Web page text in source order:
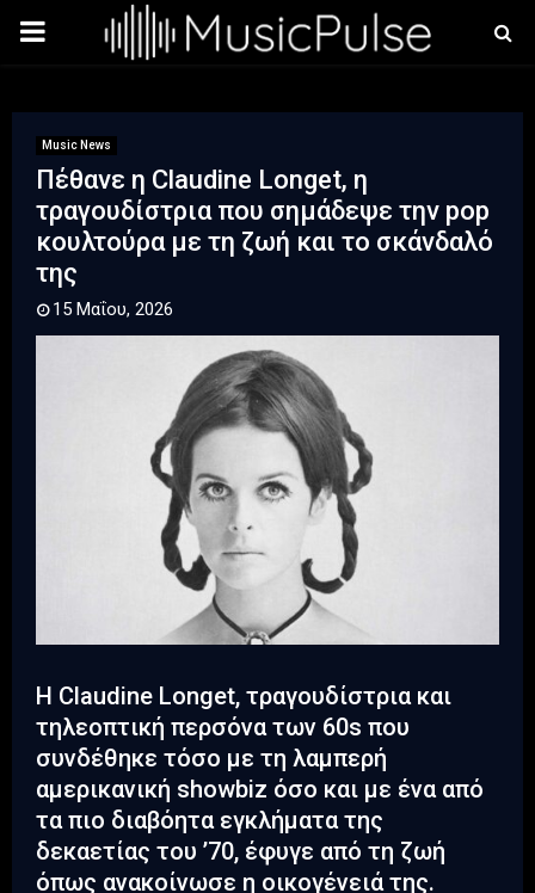
PRIMARY
Music News
Πέθανε η Claudine Longet, η
τραγουδίστρια που σημάδεψε την pop
κουλτούρα με τη ζωή και το σκάνδαλό
της
15 Μαΐου, 2026
Η Claudine Longet, τραγουδίστρια και
τηλεοπτική περσόνα των 60s που
συνδέθηκε τόσο με τη λαμπερή
αμερικανική showbiz όσο και με ένα από
τα πιο διαβόητα εγκλήματα της
δεκαετίας του ’70, έφυγε από τη ζωή
όπως ανακοίνωσε η οικογένειά της.